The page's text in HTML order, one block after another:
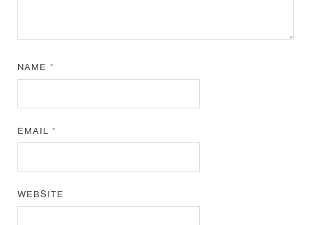
NAME*
EMAIL*
WEBSITE